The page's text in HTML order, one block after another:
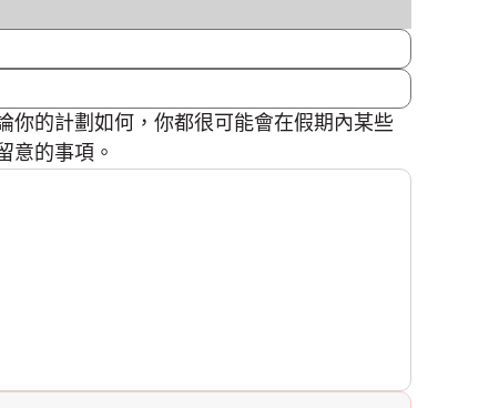
你的計劃如何，你都很可能會在假期內某些
意的事項。